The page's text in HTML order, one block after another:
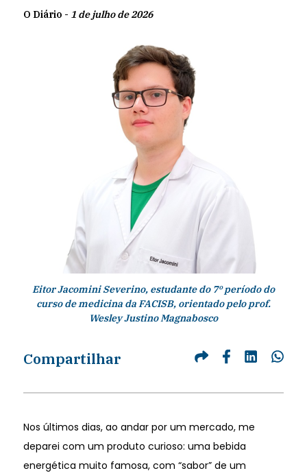
O Diário - 1 de julho de 2026
Eitor Jacomini Severino, estudante do 7º período do
curso de medicina da FACISB, orientado pelo prof.
Wesley Justino Magnabosco
Compartilhar
Nos últimos dias, ao andar por um mercado, me
deparei com um produto curioso: uma bebida
energética muito famosa, com “sabor” de um